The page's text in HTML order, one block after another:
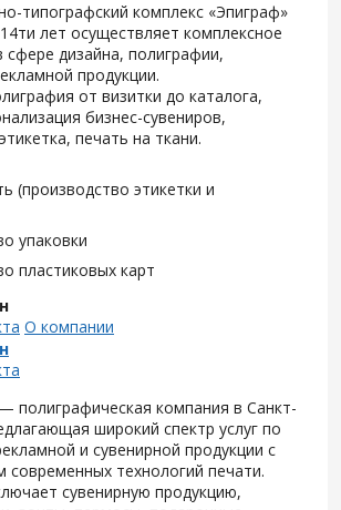
типографский комплекс «Эпиграф»
лет осуществляет комплексное
сфере дизайна, полиграфии,
продукции.
от визитки до каталога,
бизнес-сувениров,
печать на ткани.
(производство этикетки и
упаковки
пластиковых карт
О компании
полиграфическая компания в Санкт-
широкий спектр услуг по
и сувенирной продукции с
современных технологий печати.
сувенирную продукцию,